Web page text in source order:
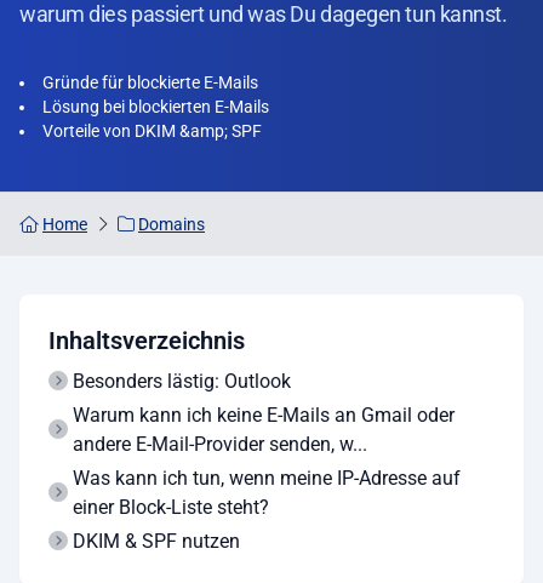
warum dies passiert und was Du dagegen tun kannst.
Gründe für blockierte E-Mails
Lösung bei blockierten E-Mails
Vorteile von DKIM &amp; SPF
Home Domains
Inhaltsverzeichnis
Besonders lästig: Outlook
Warum kann ich keine E-Mails an Gmail oder
andere E-Mail-Provider senden, w...
Was kann ich tun, wenn meine IP-Adresse auf
einer Block-Liste steht?
DKIM & SPF nutzen